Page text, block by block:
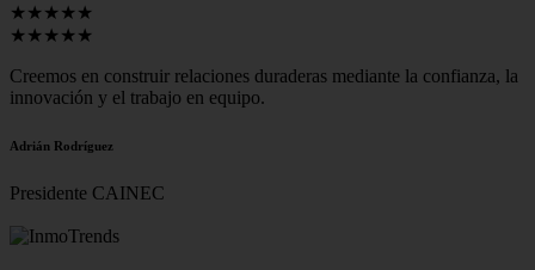
★★★★★
★★★★★
Creemos en construir relaciones duraderas mediante la confianza, la
innovación y el trabajo en equipo.
Adrián Rodríguez
Presidente CAINEC